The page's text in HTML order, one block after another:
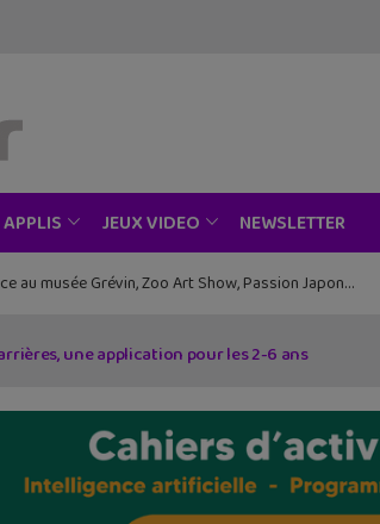
APPLIS JEUX VIDEO NEWSLETTER
au musée Grévin, Zoo Art Show, Passion Japon…
une application pour les 2-6 ans